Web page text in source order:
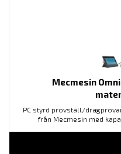
Mecmesin
PC styrd provställ/
från Mecmesin med